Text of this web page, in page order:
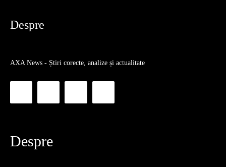
Despre
AXA News - Știri corecte, analize și actualitate
Despre